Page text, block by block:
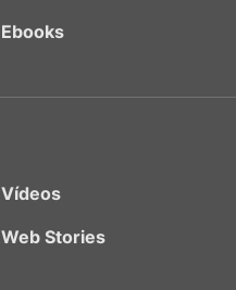
Ebooks
Vídeos
Web Stories